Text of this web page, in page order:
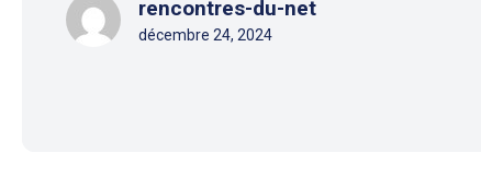
rencontres-du-net
décembre 24, 2024